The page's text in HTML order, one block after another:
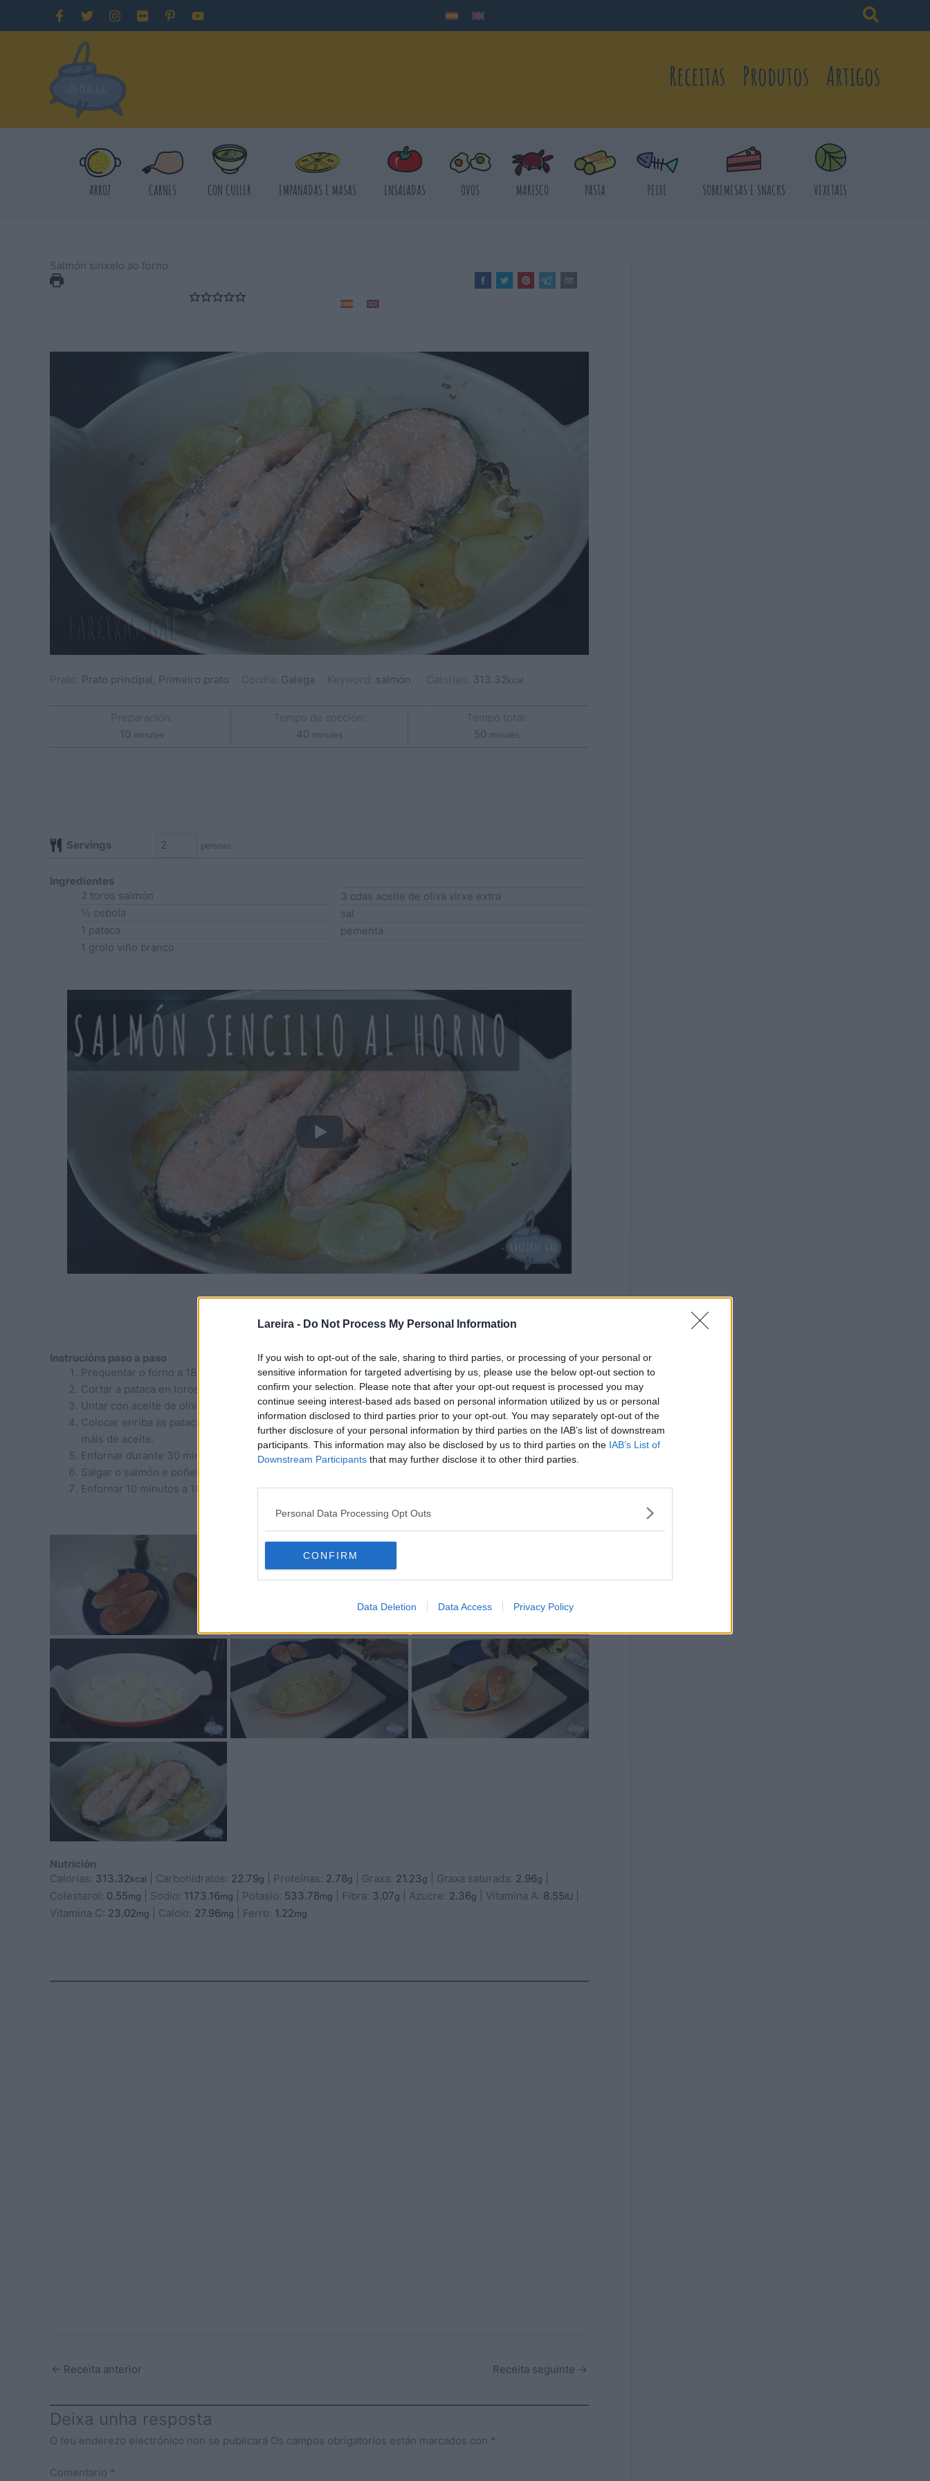
Lareira - Do Not Process My Personal Information
If you wish to opt-out of the sale, sharing to third parties, or processing of your personal or
sensitive information for targeted advertising by us, please use the below opt-out section to
confirm your selection. Please note that after your opt-out request is processed you may
continue seeing interest-based ads based on personal information utilized by us or personal
information disclosed to third parties prior to your opt-out. You may separately opt-out of the
further disclosure of your personal information by third parties on the IAB’s list of downstream
participants. This information may also be disclosed by us to third parties on the IAB’s List of
Downstream Participants that may further disclose it to other third parties.
Personal Data Processing Opt Outs
CONFIRM
Data Deletion Data Access Privacy Policy
Receitas Produtos Artigos
ARROZ CARNES CON CULLER EMPANADAS E MASAS ENSALADAS OVOS MARISCO PASTA PEIXE SOBREMESAS E SNACKS VEXETAIS
Salmón sinxelo ao forno
Prato principal, Primeiro prato Galega salmón 313.32kcal
10minutes
minutes
40 minutes
minutes
50 minutes
minutes
Servings persoas
Ingredientes
2 toros salmón
½ cebola
1 pataca
1 grolo viño branco
3 cdas aceite de oliva virxe extra
sal
pementa
Instrucións paso a paso
Prequentar o forno a 180ºC
Cortar a pataca en toros finos e a cebola en aneis.
Untar con aceite de oliva virxe extra unha fonte de forno.
Colocar enriba as patacas e a cebola. Salpementar, regar cun pouquiño de viño branco e un pouquiño
máis de aceite.
Enfornar durante 30 minutos.
Salgar o salmón e poñelo enriba das patacas. Regalo cun pouco de aceite.
Enfornar 10 minutos a 180 ºC
Nutrición
Calorías: 313.32kcal Carbohidratos: 22.79g Proteínas: 2.78g Graxa: 21.23 g Graxa saturada: 2.96g
Colesterol: 0.55mg Sodio: 1173.16mg Potasio: 533.78mg Fibra: 3.07g Azucre: 2.36g Vitamina A: 8.55IU
Vitamina C: 23.02mg Calcio: 27.96mg Ferro: 1.22mg
← Receita anterior Receita seguinte →
Deixa unha resposta
O teu enderezo electrónico non se publicará Os campos obrigatorios están marcados con *
Comentario *